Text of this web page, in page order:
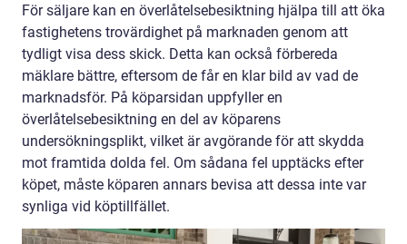
För säljare kan en överlåtelsebesiktning hjälpa till att öka
fastighetens trovärdighet på marknaden genom att
tydligt visa dess skick. Detta kan också förbereda
mäklare bättre, eftersom de får en klar bild av vad de
marknadsför. På köparsidan uppfyller en
överlåtelsebesiktning en del av köparens
undersökningsplikt, vilket är avgörande för att skydda
mot framtida dolda fel. Om sådana fel upptäcks efter
köpet, måste köparen annars bevisa att dessa inte var
synliga vid köptillfället.